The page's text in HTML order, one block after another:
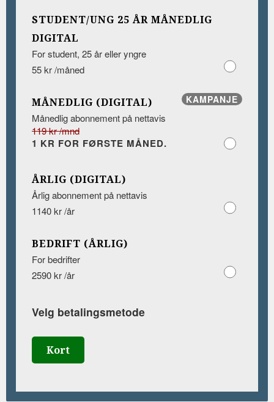
STUDENT/UNG 25 ÅR MÅNEDLIG
DIGITAL
For student, 25 år eller yngre
55 kr /måned
KAMPANJE
MÅNEDLIG (DIGITAL)
Månedlig abonnement på nettavis
119 kr /mnd
1 KR FOR FØRSTE MÅNED.
ÅRLIG (DIGITAL)
Årlig abonnement på nettavis
1140 kr /år
BEDRIFT (ÅRLIG)
For bedrifter
2590 kr /år
Velg betalingsmetode
Kort